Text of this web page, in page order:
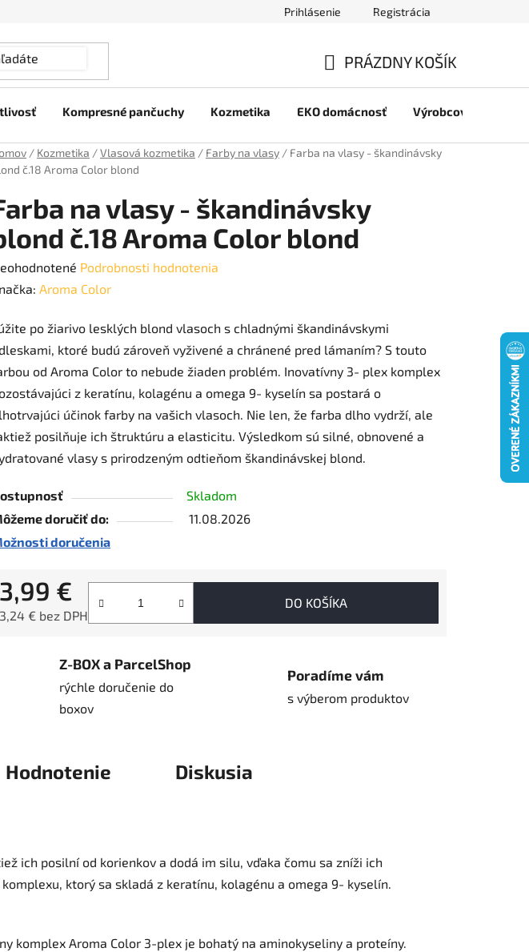
Prihlásenie Registrácia
KOŠÍK
PRÁZDNY KOŠÍK
Kompresné pančuchy Kozmetika EKO domácnosť Výrobcovia
/ Kozmetika /Vlasová kozmetika / Farby na vlasy / Farba na vlasy - škandinávsky
č.18 Aroma Color blond
na vlasy - škandinávsky
č.18 Aroma Color blond
Podrobnosti hodnotenia
Aroma Color
po žiarivo lesklých blond vlasoch s chladnými škandinávskymi
ktoré budú zároveň vyživené a chránené pred lámaním? S touto
od Aroma Color to nebude žiaden problém. Inovatívny 3- plex komplex
z keratínu, kolagénu a omega 9- kyselín sa postará o
účinok farby na vašich vlasoch. Nie len, že farba dlho vydrží, ale
posilňuje ich štruktúru a elasticitu. Výsledkom sú silné, obnovené a
vlasy s prirodzeným odtieňom škandinávskej blond.
Skladom
doručiť do:
11.08.2026
doručenia
3,99 €
3,24 € bez DPH
DO KOŠÍKA
Z-BOX a ParcelShop
rýchle doručenie do
boxov
Poradíme vám
s výberom produktov
Hodnotenie Diskusia
ich posilní od korienkov a dodá im silu, vďaka čomu sa zníži ich
ktorý sa skladá z keratínu, kolagénu a omega 9- kyselín.
komplex Aroma Color 3-plex je bohatý na aminokyseliny a proteíny.